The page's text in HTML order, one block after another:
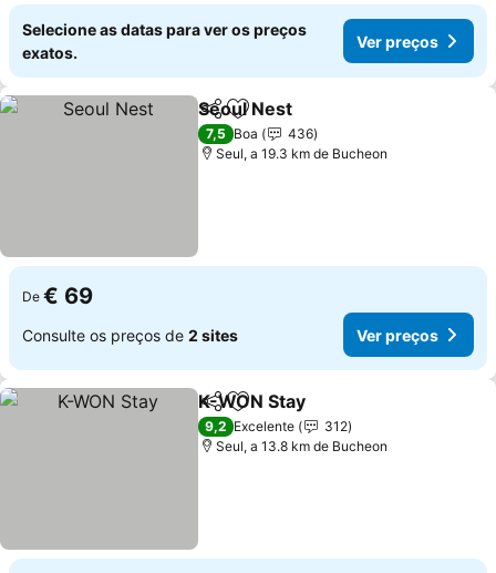
Selecione as datas para ver os preços
exatos.
Ver preços
PartilharAdicionar aos favoritos
Seoul Nest
7,5 Boa
436
Seul, a 19.3 km de Bucheon
De € 69
Consulte os preços de 2 sites Ver preços
PartilharAdicionar aos favoritos
K-WON Stay
9,2 Excelente
312
Seul, a 13.8 km de Bucheon